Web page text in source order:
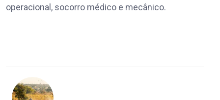
operacional, socorro médico e mecânico.